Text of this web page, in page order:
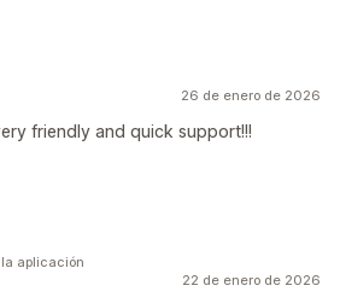
26 de enero de 2026
friendly and quick support!!!
22 de enero de 2026
aplicación